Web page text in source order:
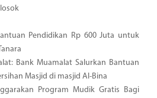
Pendidikan Rp 600 Juta untuk
Bank Muamalat Salurkan Bantuan
Masjid di masjid Al-Bina
Program Mudik Gratis Bagi